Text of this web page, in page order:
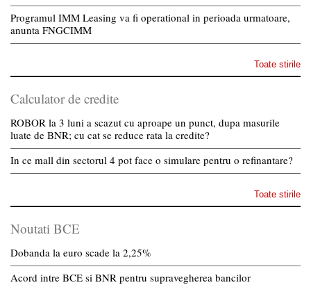
Programul IMM Leasing va fi operational in perioada urmatoare,
anunta FNGCIMM
Toate stirile
Calculator de credite
ROBOR la 3 luni a scazut cu aproape un punct, dupa masurile
luate de BNR; cu cat se reduce rata la credite?
In ce mall din sectorul 4 pot face o simulare pentru o refinantare?
Toate stirile
Noutati BCE
Dobanda la euro scade la 2,25%
Acord intre BCE si BNR pentru supravegherea bancilor